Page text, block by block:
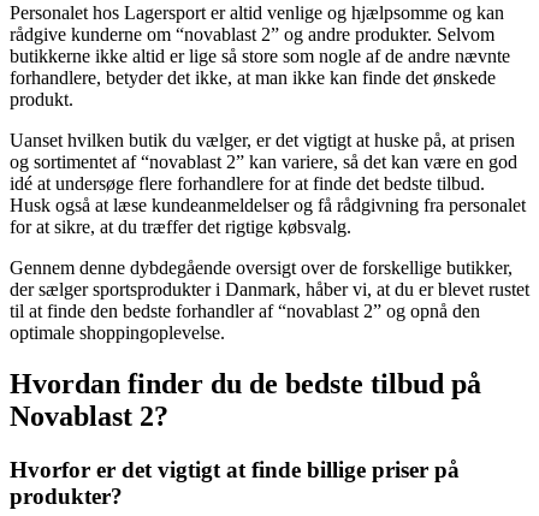
Personalet hos Lagersport er altid venlige og hjælpsomme og kan
rådgive kunderne om “novablast 2” og andre produkter. Selvom
butikkerne ikke altid er lige så store som nogle af de andre nævnte
forhandlere, betyder det ikke, at man ikke kan finde det ønskede
produkt.
Uanset hvilken butik du vælger, er det vigtigt at huske på, at prisen
og sortimentet af “novablast 2” kan variere, så det kan være en god
idé at undersøge flere forhandlere for at finde det bedste tilbud.
Husk også at læse kundeanmeldelser og få rådgivning fra personalet
for at sikre, at du træffer det rigtige købsvalg.
Gennem denne dybdegående oversigt over de forskellige butikker,
der sælger sportsprodukter i Danmark, håber vi, at du er blevet rustet
til at finde den bedste forhandler af “novablast 2” og opnå den
optimale shoppingoplevelse.
Hvordan finder du de bedste tilbud på
Novablast 2?
Hvorfor er det vigtigt at finde billige priser på
produkter?